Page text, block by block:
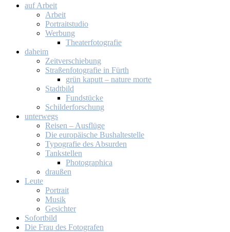
auf Ar­beit
Ar­beit
Por­trait­stu­dio
Wer­bung
Thea­ter­fo­to­gra­fie
da­heim
Zeit­ver­schie­bung
Stra­ßen­fo­to­gra­fie in Fürth
grün ka­putt – na­tu­re mor­te
Stadt­bild
Fund­stü­cke
Schil­der­for­schung
un­ter­wegs
Rei­sen – Aus­flü­ge
Die eu­ro­päi­sche Bus­hal­te­stel­le
Ty­po­gra­fie des Ab­sur­den
Tank­stel­len
Pho­to­gra­phi­ca
drau­ßen
Leu­te
Por­trait
Mu­sik
Ge­sich­ter
So­fort­bild
Die Frau des Fo­to­gra­fen